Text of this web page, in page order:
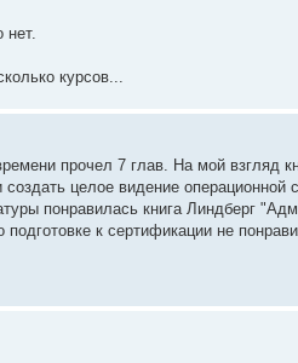
курсов...
прочел 7 глав. На мой взгляд
целое видение
понравилась книга Линдберг
к сертификации не